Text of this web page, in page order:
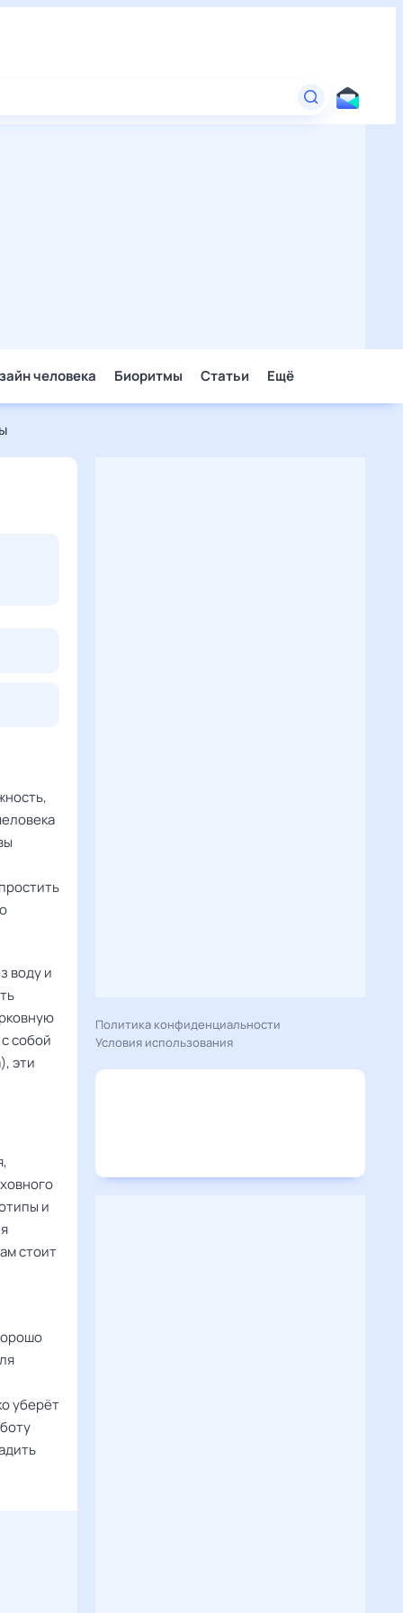
человека Биоритмы Статьи Ещё
воду и
собой
эти
и
стоит
уберёт
Политика конфиденциальности
Условия использования